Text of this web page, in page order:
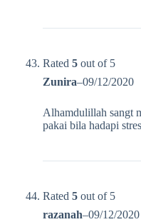
Rated 5 out of 5
Zunira–09/12/2020
Alhamdulillah sangt
pakai bila hadapi
Rated 5 out of 5
razanah–09/12/2020